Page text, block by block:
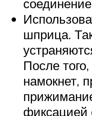
шприца.
После
намокнет,
фиксацией